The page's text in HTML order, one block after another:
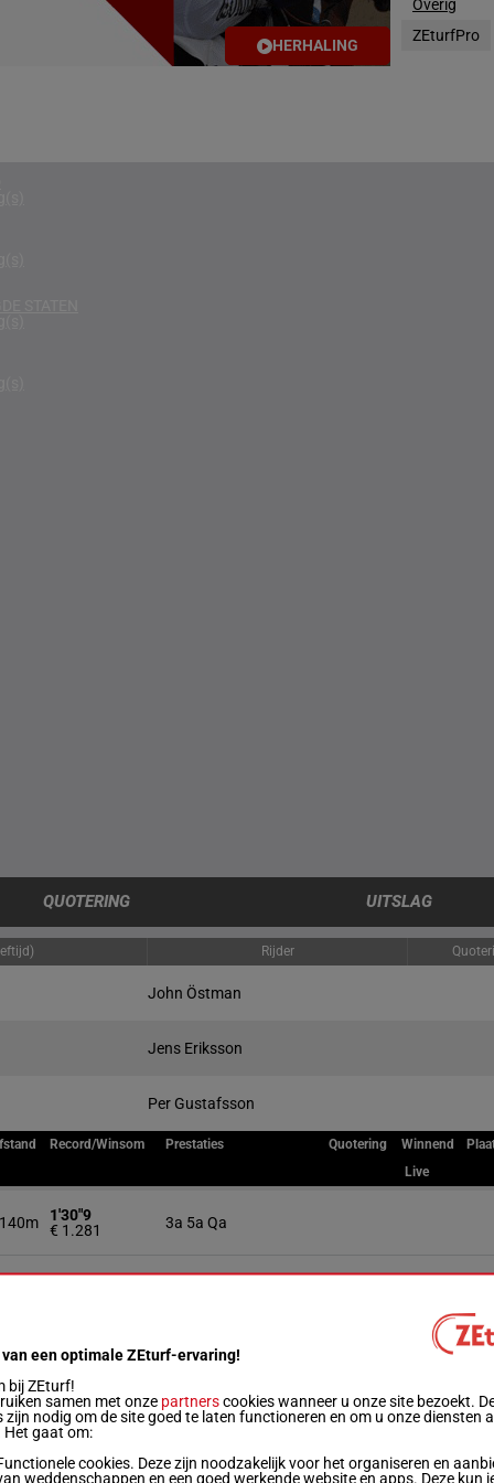
KONINKRIJK
STATEN
HERHALING
Overig
ZEturfPro
QUOTERING UITSLAG
Rijder
John Östman
Jens Eriksson
Per Gustafsson
Record/Winsom Prestaties Quotering Winnend
Live
1'30"9
€ 1.281
3a 5a Qa
1'29"9
1'31"0
€ 137
Da Qa
1'35"8
€ 1.875
6a 4a (24) 2a Da 7a
1'34"6
een optimale ZEturf-ervaring!
bij ZEturf!
samen met onze partnerscookies wanneer u onze site bezoekt.
zijn nodig om de site goed te laten functioneren en om u onze diensten
Het gaat om:
cookies. Deze zijn noodzakelijk voor het organiseren en
weddenschappen en een goed werkende website en apps. Deze kun